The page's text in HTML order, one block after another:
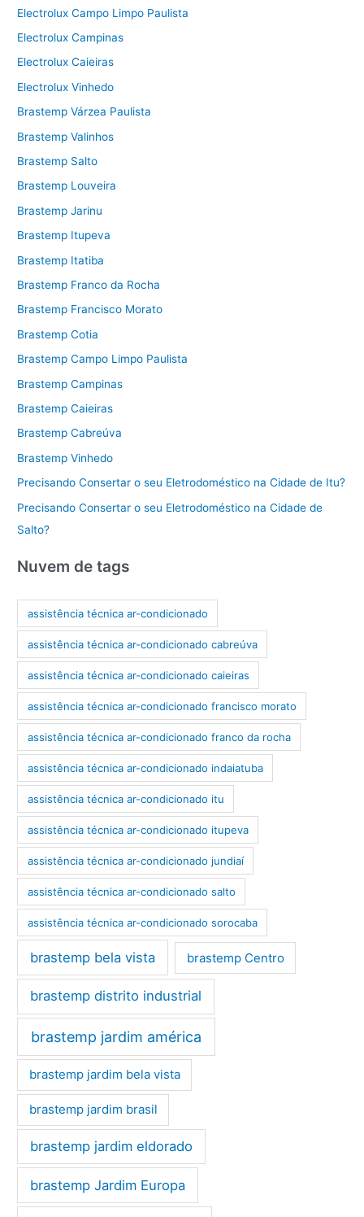
Electrolux Campo Limpo Paulista
Electrolux Campinas
Electrolux Caieiras
Electrolux Vinhedo
Brastemp Várzea Paulista
Brastemp Valinhos
Brastemp Salto
Brastemp Louveira
Brastemp Jarinu
Brastemp Itupeva
Brastemp Itatiba
Brastemp Franco da Rocha
Brastemp Francisco Morato
Brastemp Cotia
Brastemp Campo Limpo Paulista
Brastemp Campinas
Brastemp Caieiras
Brastemp Cabreúva
Brastemp Vinhedo
Precisando Consertar o seu Eletrodoméstico na Cidade de Itu?
Precisando Consertar o seu Eletrodoméstico na Cidade de
Salto?
Nuvem de tags
assistência técnica ar-condicionado
assistência técnica ar-condicionado cabreúva
assistência técnica ar-condicionado caieiras
assistência técnica ar-condicionado francisco morato
assistência técnica ar-condicionado franco da rocha
assistência técnica ar-condicionado indaiatuba
assistência técnica ar-condicionado itu
assistência técnica ar-condicionado itupeva
assistência técnica ar-condicionado jundiaí
assistência técnica ar-condicionado salto
assistência técnica ar-condicionado sorocaba
brastemp bela vista brastemp Centro
brastemp distrito industrial
brastemp jardim américa
brastemp jardim bela vista
brastemp jardim brasil
brastemp jardim eldorado
brastemp Jardim Europa